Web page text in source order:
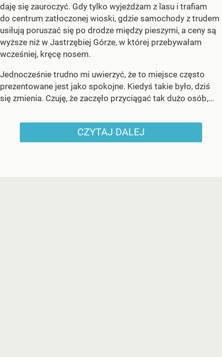
daję się zauroczyć. Gdy tylko wyjeżdżam z lasu i trafiam
do centrum zatłoczonej wioski, gdzie samochody z trudem
usiłują poruszać się po drodze między pieszymi, a ceny są
wyższe niż w Jastrzębiej Górze, w której przebywałam
wcześniej, kręcę nosem.
Jednocześnie trudno mi uwierzyć, że to miejsce często
prezentowane jest jako spokojne. Kiedyś takie było, dziś
się zmienia. Czuję, że zaczęło przyciągać tak dużo osób,...
CZYTAJ DALEJ